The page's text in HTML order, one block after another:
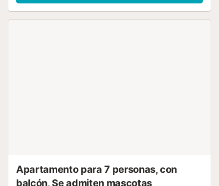
terraza descubierta y balcón. La propiedad ofrece acceso
Apartamento para 7 personas, con
balcón, Se admiten mascotas